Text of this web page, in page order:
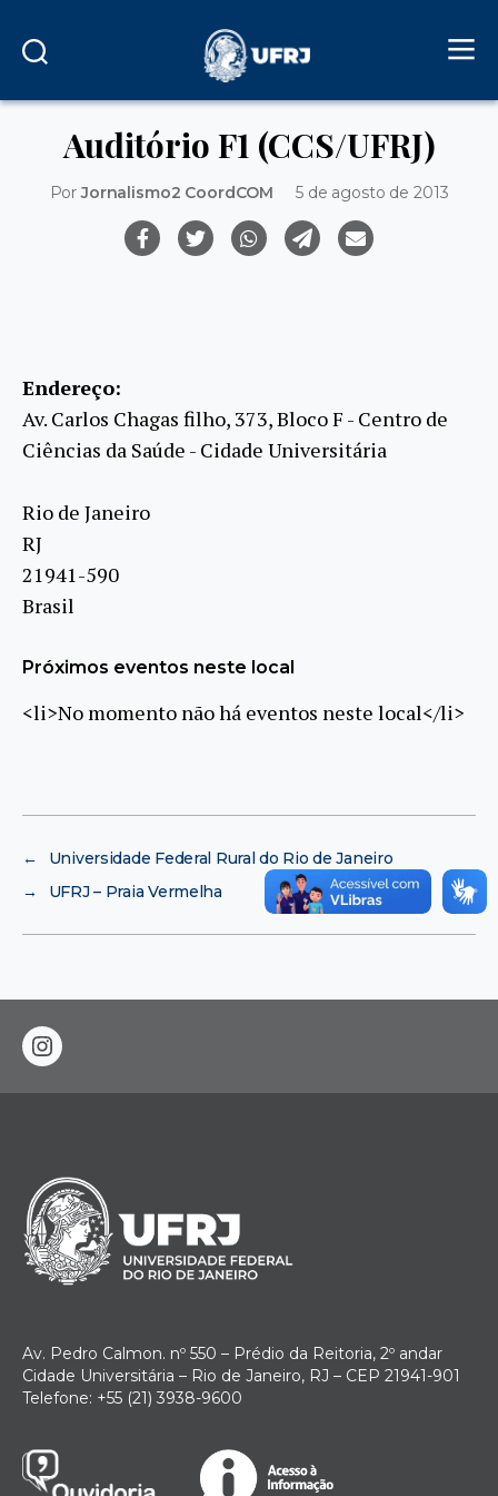
Auditório F1 (CCS/UFRJ)
PorJornalismo2 CoordCOM 5 de agosto de 2013
Endereço:
Av. Carlos Chagas filho, 373, Bloco F - Centro de
Ciências da Saúde - Cidade Universitária
Rio de Janeiro
RJ
21941-590
Brasil
Próximos eventos neste local
<li>No momento não há eventos neste local</li>
←
Universidade Federal Rural do Rio de Janeiro
→
UFRJ – Praia Vermelha
instagram
Av. Pedro Calmon. nº 550 – Prédio da Reitoria, 2º andar
Cidade Universitária – Rio de Janeiro, RJ – CEP 21941-901
Telefone: +55 (21) 3938-9600